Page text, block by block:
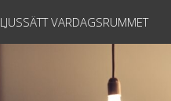
LJUSSÄTT VARDAGSRUMMET